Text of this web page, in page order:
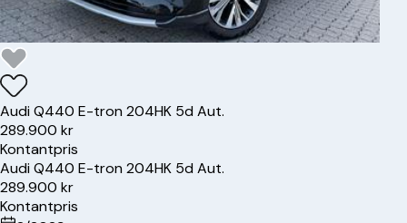
AudiQ440 E-tron 204HK 5d Aut.
289.900 kr
Kontantpris
AudiQ440 E-tron 204HK 5d Aut.
289.900 kr
Kontantpris